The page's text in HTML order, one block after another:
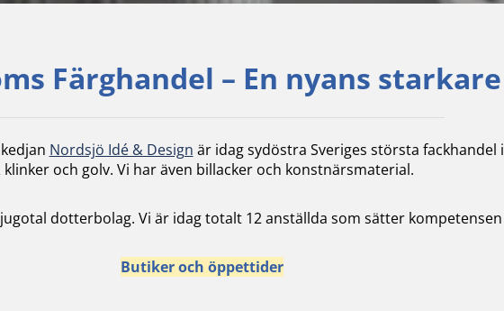
Färghandel – En nyans starkare
Nordsjö Idé & Design är idag sydöstra Sveriges största
klinker och golv. Vi har även billacker och konstnärsmaterial.
dotterbolag. Vi är idag totalt 12 anställda som sätter
Butiker och öppettider